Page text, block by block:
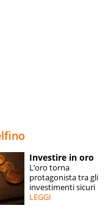
SPECIALI
ESPERTI
Investire in oro
L’oro torna
protagonista tra gli
investimenti sicuri
LEGGI